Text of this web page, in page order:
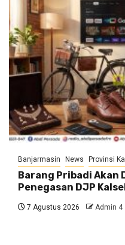
Banjarmasin News Provinsi
Barang Pribadi Akan
Penegasan DJP
7 Agustus 2026 Admin 4